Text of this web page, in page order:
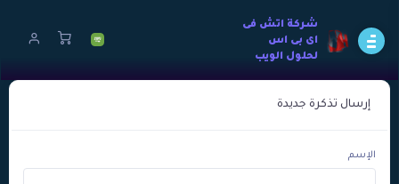
شركة اتش فى
اى بى اس
لحلول الويب
إرسال تذكرة جديدة
الإسم